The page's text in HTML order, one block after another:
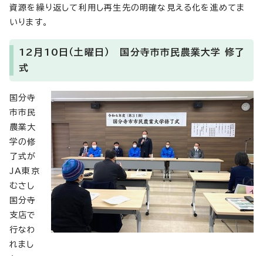
資源を繰り返して利用し再生先の明確な見える化を進めてま
いります。
12月10日（土曜日） 国分寺市市民農業大学 修了
式
国分寺
市市民
農業大
学の修
了式が
JA東京
むさし
国分寺
支店で
行なわ
れまし